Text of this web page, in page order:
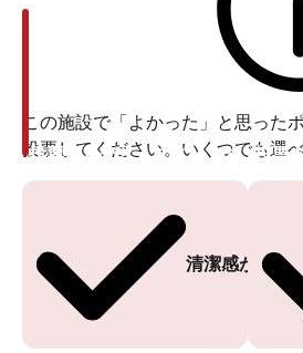
この施設で「よかった」と思った
投票してください。いくつでも選べ
清潔感がある
投票ありがとうございます 投票